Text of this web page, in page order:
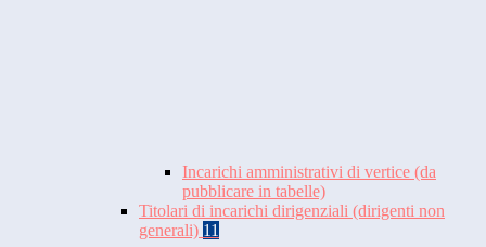
Incarichi amministrativi di vertice (da
pubblicare in tabelle)
Titolari di incarichi dirigenziali (dirigenti non
generali) 11